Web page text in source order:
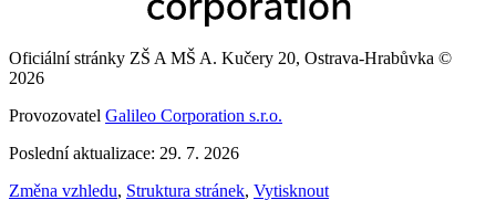
Oficiální stránky ZŠ A MŠ A. Kučery 20, Ostrava-Hrabůvka ©
2026
Provozovatel Galileo Corporation s.r.o.
Poslední aktualizace: 29. 7. 2026
Změna vzhledu, Struktura stránek, Vytisknout